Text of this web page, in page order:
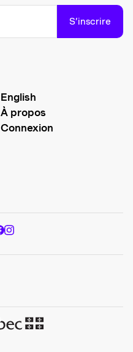
S’inscrire
English
À propos
Connexion